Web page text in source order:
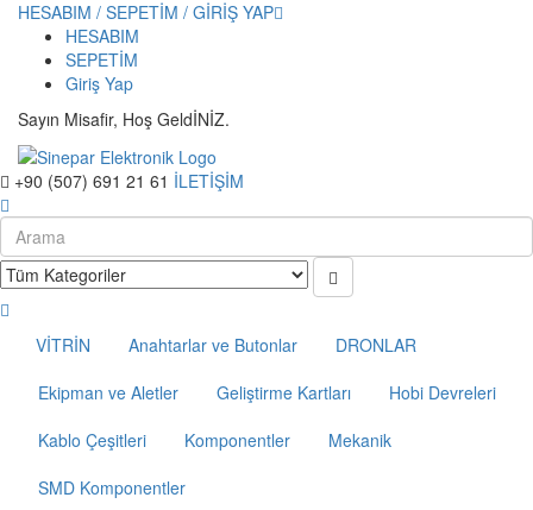
HESABIM / SEPETİM / GİRİŞ YAP
HESABIM
SEPETİM
Giriş Yap
Sayın Misafir, Hoş GeldİNİZ.
+90 (507) 691 21 61 İLETİŞİM
VİTRİN Anahtarlar ve Butonlar
DRONLAR
Ekipman ve Aletler
Geliştirme Kartları
Hobi Devreleri
Kablo Çeşitleri
Komponentler
Mekanik
SMD Komponentler